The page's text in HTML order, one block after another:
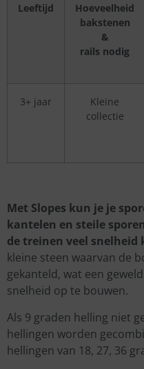
Leeftijd
Hoeveelheid
bakstenen
&
rails nodig
3+ jaar
Kleine
collectie
Met Slopes kun je je
kantelen en steile
de treinen veel snelheid
kleine steen waarvan de
gekanteld, wat een
snelheid op te bouwen.
Als 9 graden helling niet
hellingen worden
hellingen van 18, 27, 36